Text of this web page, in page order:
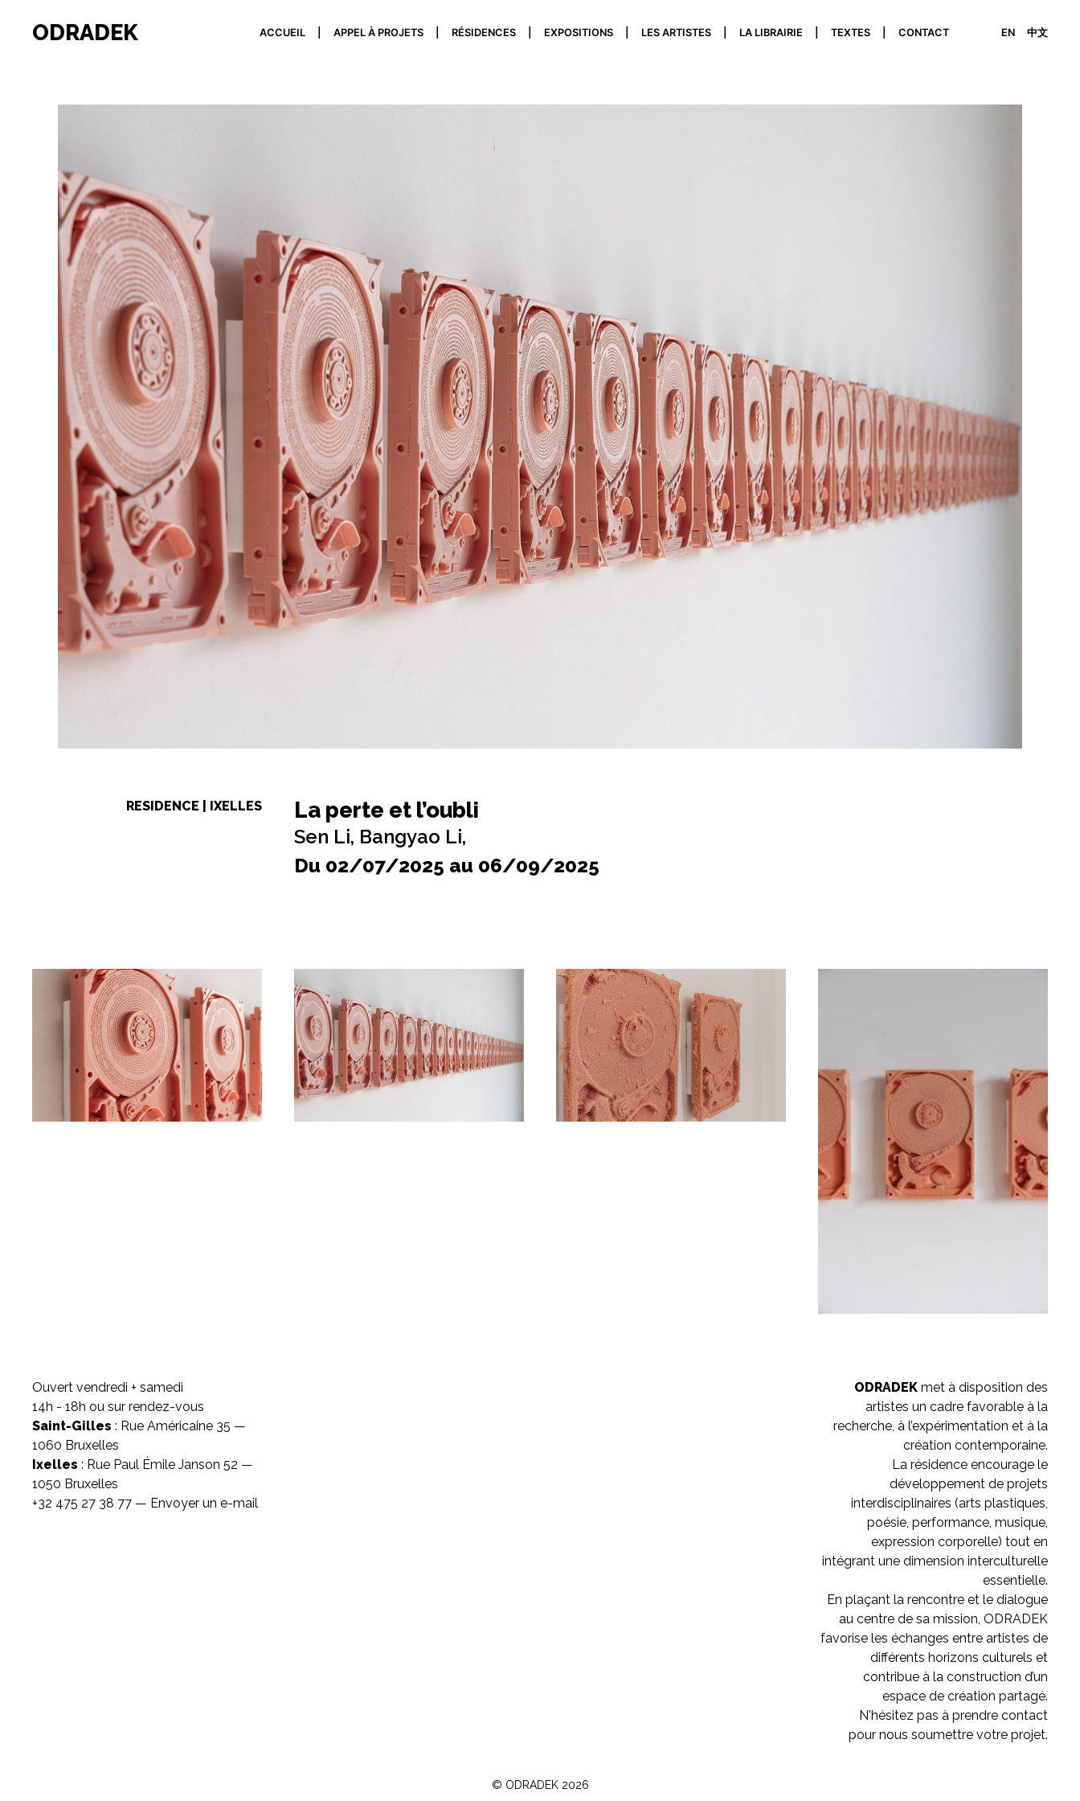
ODRADEK ACCUEIL APPEL À PROJETS RÉSIDENCES EXPOSITIONS LES ARTISTES LA LIBRAIRIE TEXTES CONTACT EN 中文
RESIDENCE | IXELLES La perte et l’oubli
Sen Li, Bangyao Li,
Du 02/07/2025 au 06/09/2025
Ouvert vendredi + samedi
14h - 18h ou sur rendez-vous
Saint-Gilles : Rue Américaine 35 —
1060 Bruxelles
Ixelles : Rue Paul Émile Janson 52 —
1050 Bruxelles
+32 475 27 38 77 — Envoyer un e-mail
ODRADEK met à disposition des
artistes un cadre favorable à la
recherche, à l’expérimentation et à la
création contemporaine.
La résidence encourage le
développement de projets
interdisciplinaires (arts plastiques,
poésie, performance, musique,
expression corporelle) tout en
intégrant une dimension interculturelle
essentielle.
En plaçant la rencontre et le dialogue
au centre de sa mission, ODRADEK
favorise les échanges entre artistes de
différents horizons culturels et
contribue à la construction d’un
espace de création partagé.
N'hésitez pas à prendre contact
pour nous soumettre votre projet.
© ODRADEK2026